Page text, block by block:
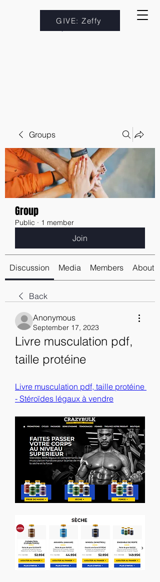
GIVE: Zeffy
Groups
Group
Public · 1 member
Join
Discussion Media Members About
Back
Anonymous
September 17, 2023
Livre musculation pdf,
taille protéine
Livre musculation pdf, taille protéine
- Stéroïdes légaux à vendre